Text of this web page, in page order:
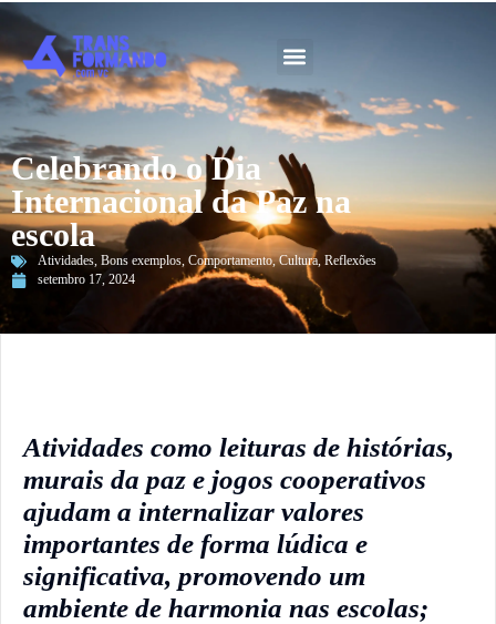
Celebrando o Dia
Internacional da Paz na
escola
Atividades, Bons exemplos, Comportamento,Cultura, Reflexões
setembro 17, 2024
Atividades como leituras de histórias,
murais da paz e jogos cooperativos
ajudam a internalizar valores
importantes de forma lúdica e
significativa, promovendo um
ambiente de harmonia nas escolas;